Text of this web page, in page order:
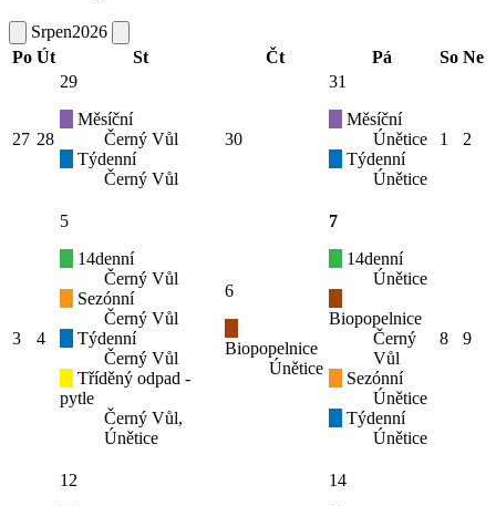
Srpen2026
Po Út St Čt Pá So Ne
27 28
29
Měsíční
Černý Vůl
Týdenní
Černý Vůl
30
31
Měsíční
Únětice
Týdenní
Únětice
1 2
3 4
5
14denní
Černý Vůl
Sezónní
Černý Vůl
Týdenní
Černý Vůl
Tříděný odpad -
pytle
Černý Vůl,
Únětice
6
Biopopelnice
Únětice
7
14denní
Únětice
Biopopelnice
Černý
Vůl
Sezónní
Únětice
Týdenní
Únětice
8 9
12
14